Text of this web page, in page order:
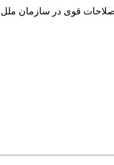
قوی در سازمان ملل